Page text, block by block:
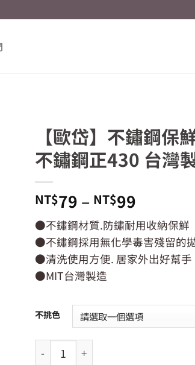
【歐岱】不鏽鋼
不鏽鋼正430 台灣
NT$79 – NT$99
●不鏽鋼材質.防鏽耐用收納保鮮
●不鏽鋼採用無化學毒害殘留的
●清洗使用方便. 居家外出好幫手
●MIT台灣製造
不挑色
【歐岱】不鏽鋼保鮮盒 (14cm/